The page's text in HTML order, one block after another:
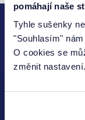
pomáhají naše
Tyhle sušenky
"Souhlasím"
O cookies se
změnit nastavení.